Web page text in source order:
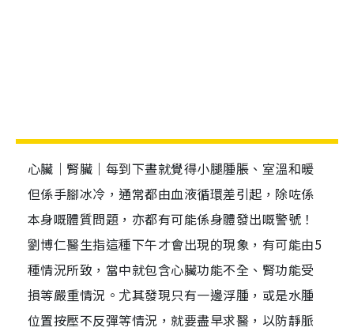
心臟｜腎臟｜每到下晝就覺得小腿腫脹、室溫和暖
但係手腳冰冷，通常都由血液循環差引起，除咗係
本身嘅體質問題，亦都有可能係身體發出嘅警號！
劉博仁醫生指這種下午才會出現的現象，有可能由5
種情況所致，當中就包含心臟功能不全、腎功能受
損等嚴重情況。尤其發現只有一邊浮腫，或是水腫
位置按壓不反彈等情況，就要盡早求醫，以防靜脈